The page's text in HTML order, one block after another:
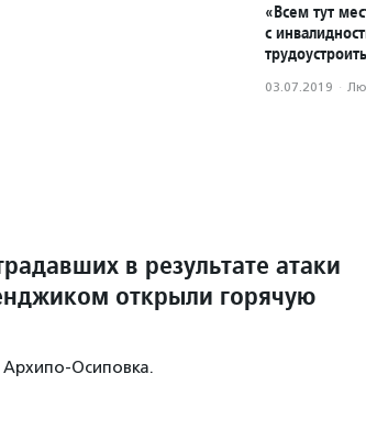
«Всем тут
с
03.07.2019 ·
в результате атаки
открыли горячую
Архипо‑Осиповка.